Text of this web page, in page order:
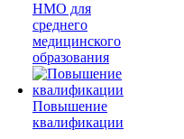
НМО для
среднего
медицинского
образования
Повышение
квалификации